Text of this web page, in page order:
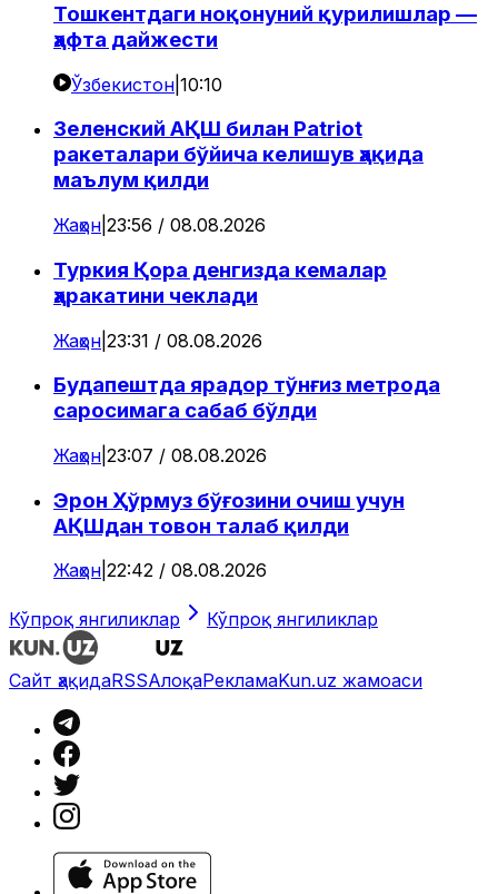
Тошкентдаги ноқонуний қурилишлар —
ҳафта дайжести
Ўзбекистон 10:10
Зеленский АҚШ билан Patriot
ракеталари бўйича келишув ҳақида
маълум қилди
Жаҳон 23:56 / 08.08.2026
Туркия Қора денгизда кемалар
ҳаракатини чеклади
Жаҳон 23:31 / 08.08.2026
Будапештда ярадор тўнғиз метрода
саросимага сабаб бўлди
Жаҳон 23:07 / 08.08.2026
Эрон Ҳўрмуз бўғозини очиш учун
АҚШдан товон талаб қилди
Жаҳон 22:42 / 08.08.2026
Кўпроқ янгиликлар Кўпроқ янгиликлар
Сайт ҳақидаRSSАлоқаРекламаKun.uz жамоаси